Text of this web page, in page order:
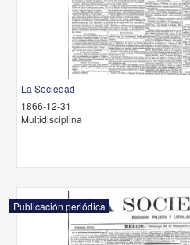
La Sociedad
1866-12-31
Multidisciplina
Publicación periódica